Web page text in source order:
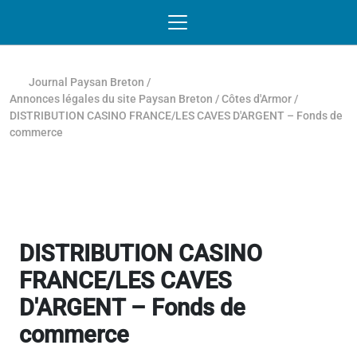
Journal Paysan Breton /
Annonces légales du site Paysan Breton /Côtes d'Armor /
DISTRIBUTION CASINO FRANCE/LES CAVES D'ARGENT – Fonds de
commerce
DISTRIBUTION CASINO
FRANCE/LES CAVES
D'ARGENT – Fonds de
commerce